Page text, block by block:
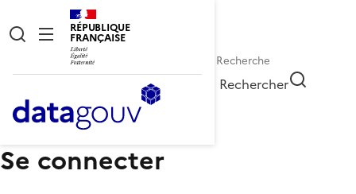
RÉPUBLIQUE
FRANÇAISE
Rechercher
Se connecter